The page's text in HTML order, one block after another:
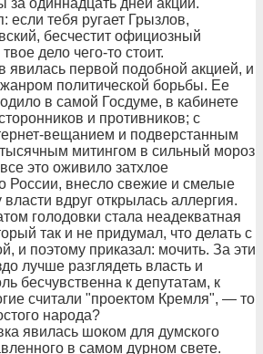
за одиннадцать дней акции.
если тебя ругает Грызлов,
бесчестит официозный
дело чего-то стоит.
явилась первой подобной акцией, и
политической борьбы. Ее
в самой Госдуме, в кабинете
и противников; с
вещанием и подверстанным
митингом в сильный мороз
это оживило затхлое
России, внесло свежие и смелые
власти вдруг открылась аллергия.
голодовки стала неадекватная
так и не придумал, что делать с
и поэтому приказал: мочить. За эти
лучше разглядеть власть и
бесчувственна к депутатам, к
считали "проектом Кремля", — то
народа?
явилась шоком для думского
в самом дурном свете.